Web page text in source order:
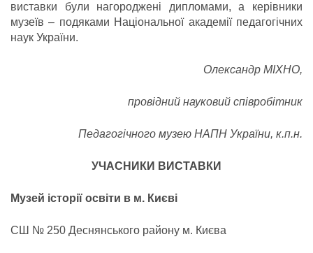
виставки були нагороджені дипломами, а керівники
музеїв – подяками Національної академії педагогічних
наук України.
Олександр МІХНО,
провідний науковий співробітник
Педагогічного музею НАПН України, к.п.н.
УЧАСНИКИ ВИСТАВКИ
Музей історії освіти в м. Києві
СШ № 250 Деснянського району м. Києва